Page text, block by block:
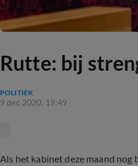
Rutte: bij
POLITIEK
9 dec 2020, 19:49
Als het kabinet deze maand